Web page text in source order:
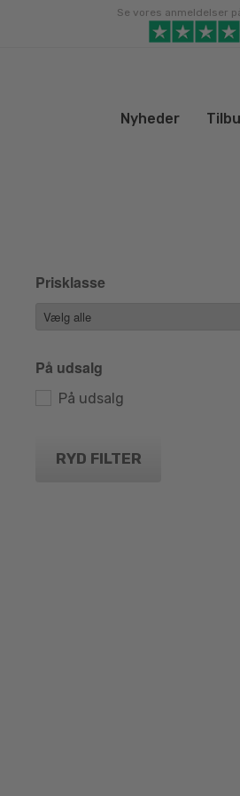
Se vores anmeldelser
Nyheder
Prisklasse
På udsalg
På udsalg
RYD FILTER